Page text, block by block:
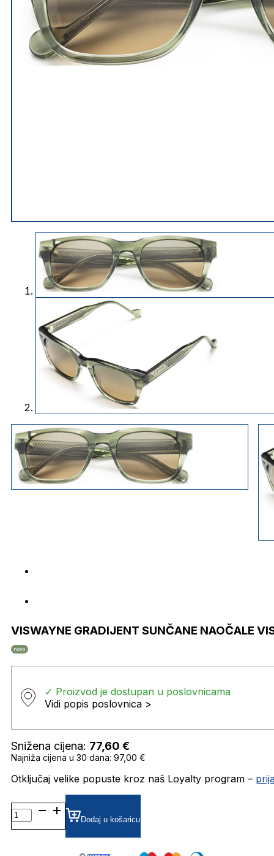
VISWAYNE GRADIJENT SUNČANE NAOČALE
novo
✓ Proizvod je dostupan u poslovnicama
Vidi popis poslovnica >
Snižena cijena: 77,60 €
Najniža cijena u 30 dana: 97,00 €
Otključaj velike popuste kroz naš Loyalty program –
VISWAYNE
GRADIJENT SUNČANE
NAOČALE
Dodaj u košaricu